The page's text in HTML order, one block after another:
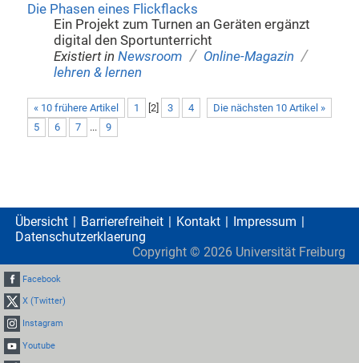
Die Phasen eines Flickflacks
Ein Projekt zum Turnen an Geräten ergänzt
digital den Sportunterricht
Existiert in Newsroom / Online-Magazin /
lehren & lernen
« 10 frühere Artikel Die nächsten 10 Artikel »
1 2] 3
4
5
6 7 ... 9
Übersicht Barrierefreiheit Kontakt
Impressum
Datenschutzerklaerung
Copyright © 2026 Universität Freiburg
Facebook
X (Twitter)
Instagram
Youtube